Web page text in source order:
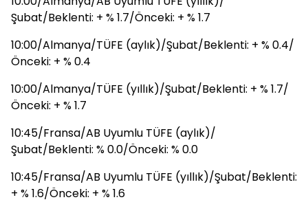
Şubat/Beklenti: + % 1.7/Önceki: + % 1.7
10:00/Almanya/TÜFE (aylık)/Şubat/Beklenti: + % 0.4/
Önceki: + % 0.4
10:00/Almanya/TÜFE (yıllık)/Şubat/Beklenti: + % 1.7/
Önceki: + % 1.7
10:45/Fransa/AB Uyumlu TÜFE (aylık)/
Şubat/Beklenti: % 0.0/Önceki: % 0.0
10:45/Fransa/AB Uyumlu TÜFE (yıllık)/Şubat/Beklenti:
+ % 1.6/Önceki: + % 1.6